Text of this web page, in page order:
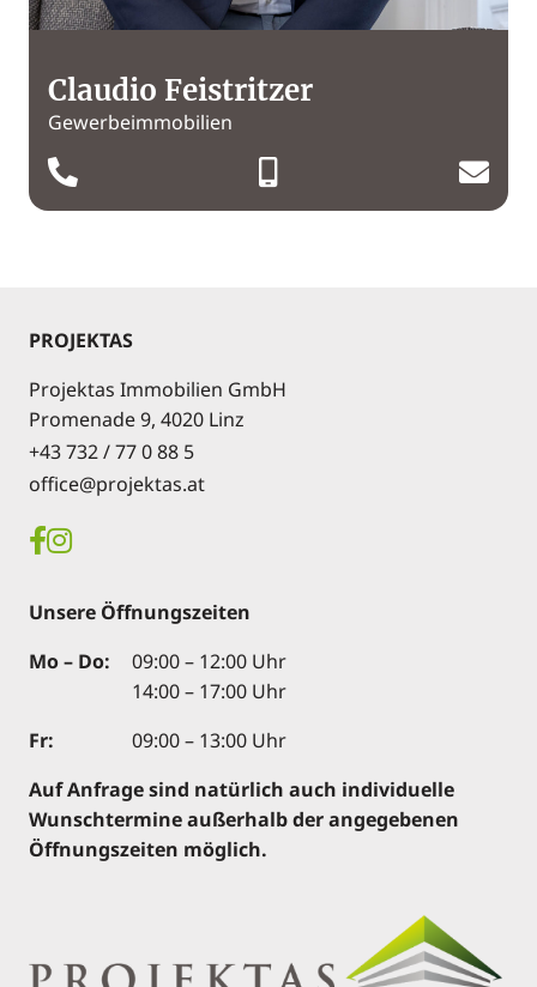
Claudio Feistritzer
Gewerbeimmobilien
PROJEKTAS
Projektas Immobilien GmbH
Promenade 9, 4020 Linz
+43 732 / 77 0 88 5
office@projektas.at
Unsere Öffnungszeiten
Mo – Do:
09:00 – 12:00 Uhr
14:00 – 17:00 Uhr
Fr:
09:00 – 13:00 Uhr
Auf Anfrage sind natürlich auch individuelle
Wunschtermine außerhalb der angegebenen
Öffnungszeiten möglich.